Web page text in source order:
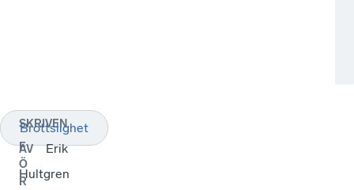
Brottslighet
SKRIVEN
AV
Erik
Hultgren
F
Ö
R